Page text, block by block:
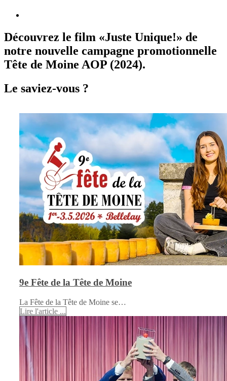
Découvrez le film «Juste Unique!» de
notre nouvelle campagne promotionnelle
Tête de Moine AOP (2024).
Le saviez-vous ?
9e Fête de la Tête de Moine
La Fête de la Tête de Moine se…
Lire l'article ...